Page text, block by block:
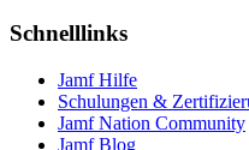
Schnelllinks
Jamf Hilfe
Schulungen &
Jamf Nation Community
Jamf Blog